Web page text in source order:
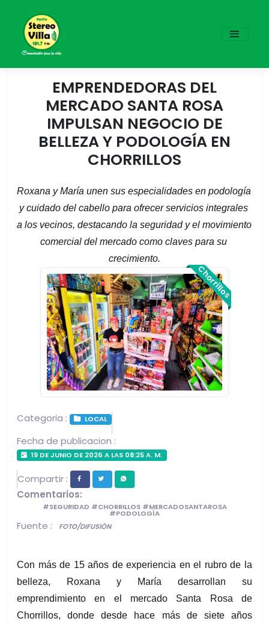
EMPRENDEDORAS DEL
MERCADO SANTA ROSA
IMPULSAN NEGOCIO DE
BELLEZA Y PODOLOGÍA EN
CHORRILLOS
Roxana y María unen sus especialidades en podología
y cuidado del cabello para ofrecer servicios integrales
a los vecinos, destacando la seguridad y el movimiento
comercial del mercado como claves para su
crecimiento.
Chorrillos
Categoria : LOCAL
Fecha de publicacion :
19 DE JUNIO DE 2026 A LAS 08:25 A. M.
Compartir :
Comentarios:
#SEGURIDAD #CHORRILLOS #MERCADOSANTAROSA
#PODOLOGÍA
Fuente : FOTO/DIFUSIÓN
Con más de 15 años de experiencia en el rubro de la
belleza, Roxana y María desarrollan su
emprendimiento en el mercado Santa Rosa de
Chorrillos, donde desde hace más de siete años